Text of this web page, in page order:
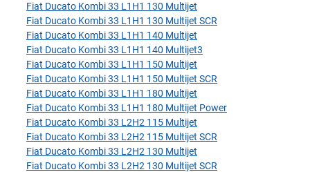
Fiat Ducato Kombi 33 L1H1 130 Multijet
Fiat Ducato Kombi 33 L1H1 130 Multijet SCR
Fiat Ducato Kombi 33 L1H1 140 Multijet
Fiat Ducato Kombi 33 L1H1 140 Multijet3
Fiat Ducato Kombi 33 L1H1 150 Multijet
Fiat Ducato Kombi 33 L1H1 150 Multijet SCR
Fiat Ducato Kombi 33 L1H1 180 Multijet
Fiat Ducato Kombi 33 L1H1 180 Multijet Power
Fiat Ducato Kombi 33 L2H2 115 Multijet
Fiat Ducato Kombi 33 L2H2 115 Multijet SCR
Fiat Ducato Kombi 33 L2H2 130 Multijet
Fiat Ducato Kombi 33 L2H2 130 Multijet SCR